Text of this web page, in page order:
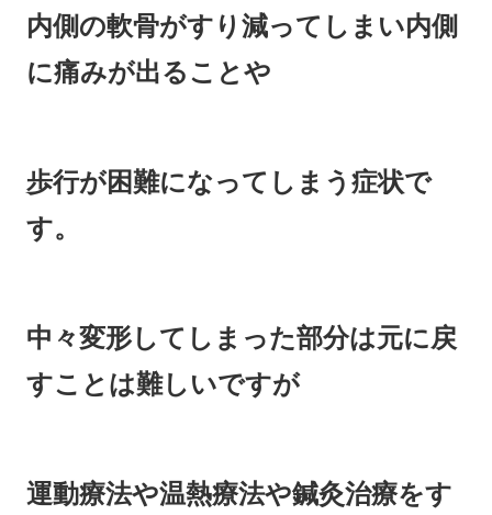
内側の軟骨がすり減ってしまい内側
に痛みが出ることや
歩行が困難になってしまう症状で
す。
中々変形してしまった部分は元に戻
すことは難しいですが
運動療法や温熱療法や鍼灸治療をす